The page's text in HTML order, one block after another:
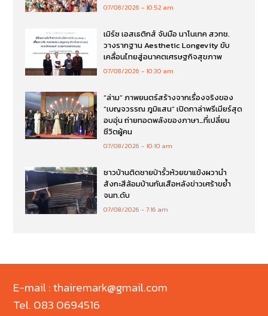
07/08/2026 10:52 am
เมิร์ซ เอสเธติกส์ จับมือ นาโนเทค สวทช.
วางรากฐาน Aesthetic Longevity ขับ
เคลื่อนไทยสู่อนาคตเศรษฐกิจสุขภาพ
07/08/2026 10:30 am
“ล่าม” ภาพยนตร์สร้างจากเรื่องจริงของ
“เบญจวรรณ ภูมิแสน” เปิดกาล่าพรีเมียร์สุด
อบอุ่น ถ่ายทอดพลังของภาษา…ที่เปลี่ยน
ชีวิตผู้คน
07/08/2026 10:10 am
ชาวบ้านติดชายป่ารั้วห้วยขาแข้งผวานำ
สังกะสีล้อมบ้านกันเสือหลังข่าวเศร้าขย้ำ
จนท.ดับ
07/08/2026 7:16 am
E-mail : thairemark@gmail.com
Tel. 083 0694516